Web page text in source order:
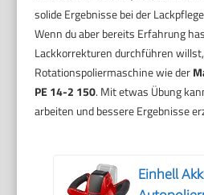
solide Ergebnisse bei der
Wenn du aber bereits Erfahrung
Lackkorrekturen durchführen
Rotationspoliermaschine wie der
PE 14-2 150. Mit etwas Übung
arbeiten und bessere Ergebnisse
Einhell